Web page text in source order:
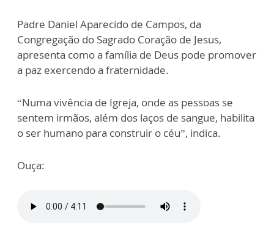
Padre Daniel Aparecido de Campos, da
Congregação do Sagrado Coração de Jesus,
apresenta como a família de Deus pode promover
a paz exercendo a fraternidade.
“Numa vivência de Igreja, onde as pessoas se
sentem irmãos, além dos laços de sangue, habilita
o ser humano para construir o céu”, indica.
Ouça: